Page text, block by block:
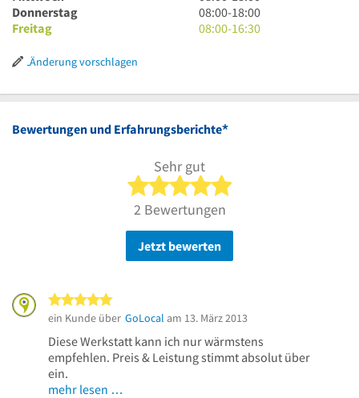
18
Uhr
bis
18
Uhr
bis
Donnerstag
8
Uhr
08:00-18:00
Freitag
8
Uhr
08:00-16:30
Änderung vorschlagen
Bewertungen und Erfahrungsberichte*
Sehr gut
5 von 5 Sternen
2 Bewertungen
Jetzt bewerten
ein Kunde über GoLocal am 13. März 2013
Diese Werkstatt kann ich nur wärmstens
empfehlen. Preis & Leistung stimmt absolut über
ein.
mehr lesen …